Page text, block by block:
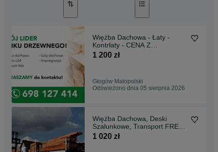
Więźba Dachowa - Łaty -
Kontrłaty - CENA Z
TRANSPORTEM HDS
1 200 zł
Głogów Małopolski
Odświeżono dnia 05 sierpnia 2026
Więźba Dachowa, Deski
Szalunkowe, Transport FREE/
HDS / Najlepsza CENA
1 020 zł